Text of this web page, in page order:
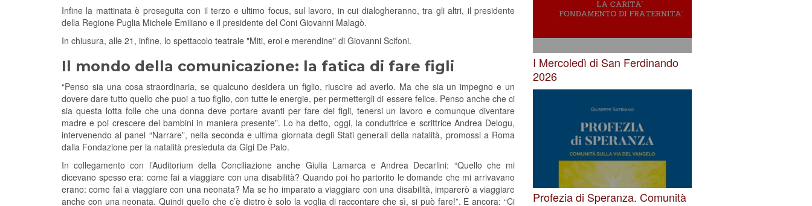
Infine la mattinata è proseguita con il terzo e ultimo focus, sul lavoro, in cui dialogheranno, tra gli altri, il presidente
della Regione Puglia Michele Emiliano e il presidente del Coni Giovanni Malagò.
In chiusura, alle 21, infine, lo spettacolo teatrale "Miti, eroi e merendine" di Giovanni Scifoni.
Il mondo della comunicazione: la fatica di fare figli
“Penso sia una cosa straordinaria, se qualcuno desidera un figlio, riuscire ad averlo. Ma che sia un impegno e un
dovere dare tutto quello che puoi a tuo figlio, con tutte le energie, per permettergli di essere felice. Penso anche che ci
sia questa lotta folle che una donna deve portare avanti per fare dei figli, tenersi un lavoro e comunque diventare
madre e poi crescere dei bambini in maniera presente”. Lo ha detto, oggi, la conduttrice e scrittrice Andrea Delogu,
intervenendo al panel “Narrare”, nella seconda e ultima giornata degli Stati generali della natalità, promossi a Roma
dalla Fondazione per la natalità presieduta da Gigi De Palo.
In collegamento con l’Auditorium della Conciliazione anche Giulia Lamarca e Andrea Decarlini: “Quello che mi
dicevano spesso era: come fai a viaggiare con una disabilità? Quando poi ho partorito le domande che mi arrivavano
erano: come fai a viaggiare con una neonata? Ma se ho imparato a viaggiare con una disabilità, imparerò a viaggiare
anche con una neonata. Quindi quello che c’è dietro è solo la voglia di raccontare che sì, si può fare!”. E ancora: “Ci
I Mercoledì di San Ferdinando
2026
Profezia di Speranza. Comunità